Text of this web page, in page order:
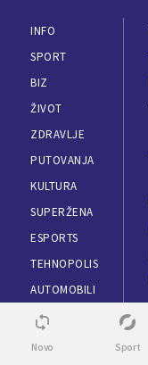
INFO
SPORT
BIZ
ŽIVOT
ZDRAVLJE
PUTOVANJA
KULTURA
SUPERŽENA
ESPORTS
TEHNOPOLIS
AUTOMOBILI
LOKAL
Novo Sport